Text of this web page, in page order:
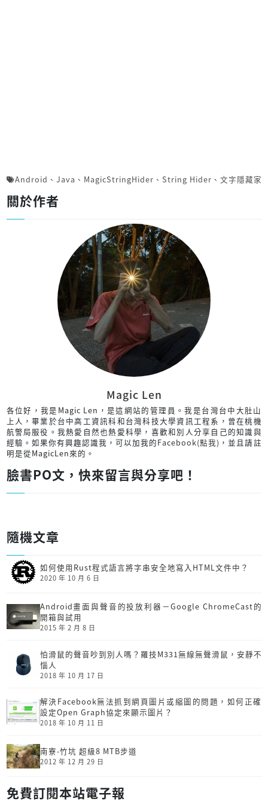
Android 、 Java 、 MagicStringHider 、 String Hider 、 文字隱藏家
關於作者
Magic Len
各位好，我是Magic Len，是這網站的管理員。我是台灣台中大肚山
上人，畢業於台中高工資訊科和台灣科技大學資訊工程系，曾在桃機
航警局服役。我熱愛自然也熱愛科學，喜歡和別人分享自己的知識與
經驗。如果你有興趣認識我，可以加我的Facebook(點我) ，並且請註
明是從MagicLen來的。
臉書PO文，快來留言與分享吧！
隨機文章
如何使用Rust程式語言將字串安全地寫入HTML文件中？
2020 年 10 月 6 日
Android畫面與聲音的投放利器－Google ChromeCast的
開箱與試用
2015 年 2 月 8 日
怕滑鼠的聲音吵到別人嗎？羅技M331無線無聲滑鼠，安靜不
惱人
2018 年 10 月 17 日
解決Facebook無法抓到網頁圖片或縮圖的問題，如何正確
設定Open Graph協定來顯示圖片？
2018 年 10 月 11 日
南寮-竹坑 超級8 MTB步道
2012 年 12 月 29 日
免費訂閱本站電子報